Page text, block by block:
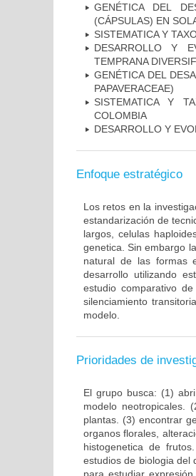
GENÉTICA DEL
(CÁPSULAS) EN
SISTEMATICA Y
DESARROLLO Y
TEMPRANA
GENÉTICA DEL
PAPAVERACEAE)
SISTEMATICA Y
COLOMBIA
DESARROLLO Y
Enfoque estratégico
Los retos en la
estandarización de
largos, celulas
genetica. Sin embargo
natural de las formas
desarrollo utilizando
estudio comparativo
silenciamiento
modelo.
Prioridades de
El grupo busca: (1)
modelo neotropicales.
plantas. (3) encontrar
organos florales,
histogenetica de
estudios de biologia del